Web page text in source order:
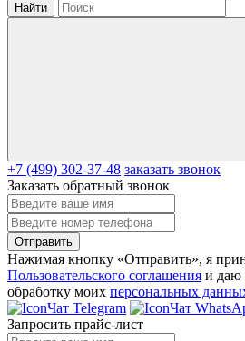
Найти
+7 (499) 302-37-48 заказать звонок
Заказать обратный звонок
Отправить
Нажимая кнопку «Отправить», я
Пользовательского соглашения и даю
обработку моих персональных
Чат Telegram
Чат
Запросить прайс-лист